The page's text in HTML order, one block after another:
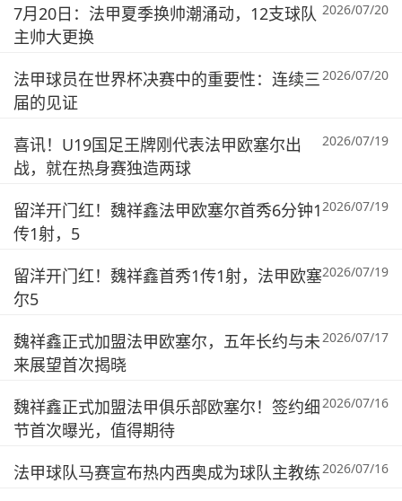
7月20日：法甲夏季换帅潮涌动，12支球队
主帅大更换
2026/07/20
法甲球员在世界杯决赛中的重要性：连续三
届的见证
2026/07/20
喜讯！U19国足王牌刚代表法甲欧塞尔出
战，就在热身赛独造两球
2026/07/19
留洋开门红！魏祥鑫法甲欧塞尔首秀6分钟1
传1射，5
2026/07/19
留洋开门红！魏祥鑫首秀1传1射，法甲欧塞
尔5
2026/07/19
魏祥鑫正式加盟法甲欧塞尔，五年长约与未
来展望首次揭晓
2026/07/17
魏祥鑫正式加盟法甲俱乐部欧塞尔！签约细
节首次曝光，值得期待
2026/07/16
法甲球队马赛宣布热内西奥成为球队主教练2026/07/16